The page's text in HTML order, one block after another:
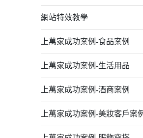
網站特效教學
上萬家成功案例-食品案例
上萬家成功案例-生活用品
上萬家成功案例-酒商案例
上萬家成功案例-美妝客戶案例